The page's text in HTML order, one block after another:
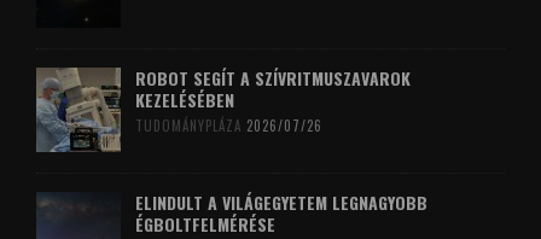
ROBOT SEGÍT A SZÍVRITMUSZAVAROK
KEZELÉSÉBEN
TUDOMÁNYPLÁZA 2026/07/26
ELINDULT A VILÁGEGYETEM LEGNAGYOBB
ÉGBOLTFELMÉRÉSE